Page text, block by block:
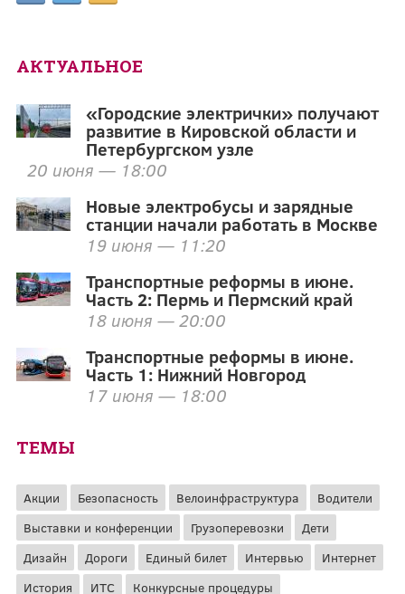
АКТУАЛЬНОЕ
«Городские электрички» получают
развитие в Кировской области и
Петербургском узле
20 июня — 18:00
Новые электробусы и зарядные
станции начали работать в Москве
19 июня — 11:20
Транспортные реформы в июне.
Часть 2: Пермь и Пермский край
18 июня — 20:00
Транспортные реформы в июне.
Часть 1: Нижний Новгород
17 июня — 18:00
ТЕМЫ
Акции Безопасность Велоинфраструктура
Водители
Выставки и конференции
Грузоперевозки
Дети
Дизайн
Дороги Единый билет Интервью
Интернет
История
ИТС Конкурсные процедуры